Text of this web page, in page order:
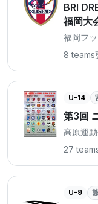
BRI
福岡大
福岡フ
8 teams
U-14
第3回
⾼原運
27
U-9